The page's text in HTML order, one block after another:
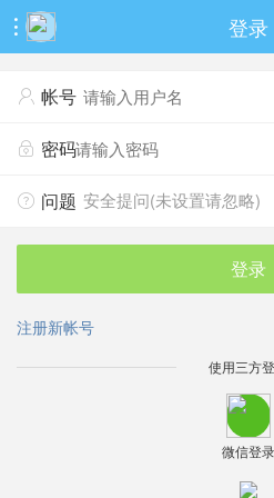
 登录
 帐号
 密码
 问题 安全提问(未设置请忽略)
登录
注册新帐号
使用三方
微信登录